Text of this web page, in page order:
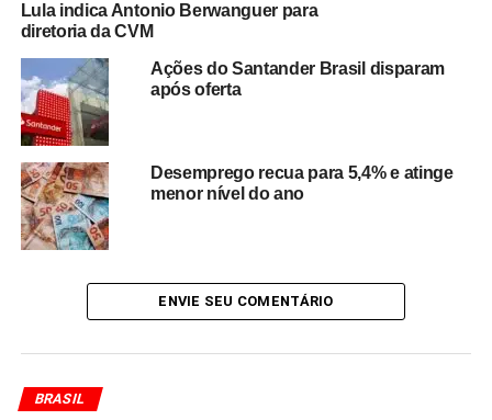
estabelecido para a meta inflacionária.
A evolução da inflação permanece sendo um dos
principais indicadores observados pelo mercado
financeiro, investidores e autoridades econômicas, uma
vez que influencia decisões sobre política monetária,
taxas de juros e expectativas para o desempenho da
economia brasileira nos próximos meses.
Embora a desaceleração do IPC-S represente um
inflação acumulada reforça a necessidade de
acompanhamento constante da evolução dos preços
especialmente em setores que impactam diretamente o
serviços.
Lula indica Antonio Berwanguer para
diretoria da CVM
Ações do Santander Brasil disparam
após oferta
Desemprego recua para 5,4% e atinge
menor nível do ano
ENVIE SEU COMENTÁRIO
BRASIL